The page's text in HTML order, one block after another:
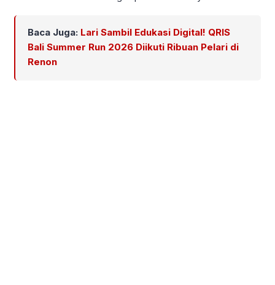
Baca Juga: Lari Sambil Edukasi Digital! QRIS
Bali Summer Run 2026 Diikuti Ribuan Pelari di
Renon